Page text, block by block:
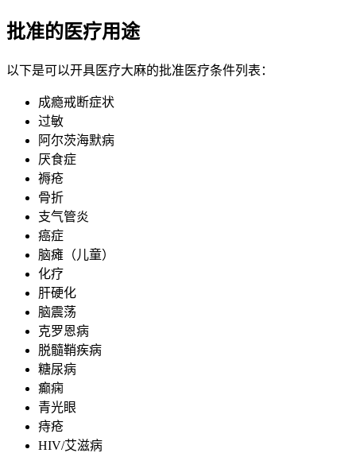
批准的医疗用途
以下是可以开具医疗大麻的批准医疗条件列表：
成瘾戒断症状
过敏
阿尔茨海默病
厌食症
褥疮
骨折
支气管炎
癌症
脑瘫（儿童）
化疗
肝硬化
脑震荡
克罗恩病
脱髓鞘疾病
糖尿病
癫痫
青光眼
痔疮
HIV/艾滋病